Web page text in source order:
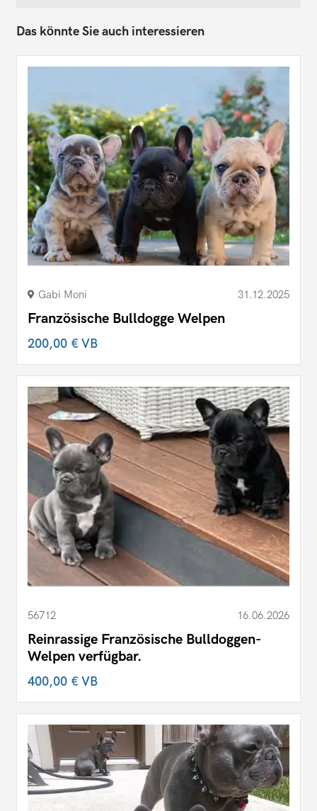
Das könnte Sie auch interessieren
Gabi Moni 31.12.2025
Französische Bulldogge Welpen
200,00 €VB
56712 16.06.2026
Reinrassige Französische Bulldoggen-
Welpen verfügbar.
400,00 €VB